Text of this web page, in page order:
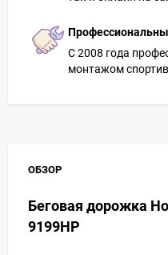
С 2008 года
монтажом
ОБЗОР
Беговая дорожка
9199HP